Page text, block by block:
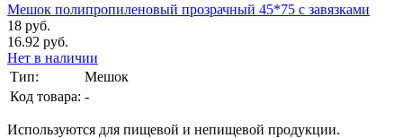
Мешок полипропиленовый прозрачный 45*75 с завязками
18 руб.
16.92 руб.
Нет в наличии
Тип:
Мешок
Код товара: -
Используются для пищевой и непищевой продукции.